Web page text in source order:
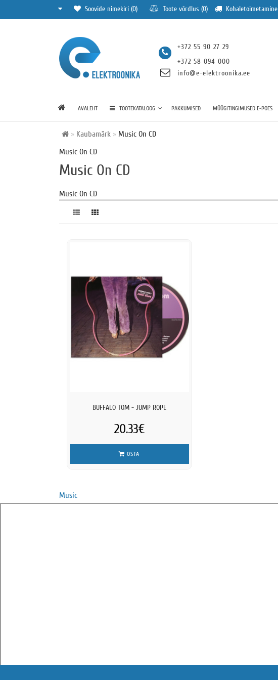
Soovide nimekiri (0) Toote võrdlus (0) Kohaletoimetamine
+372 55 90 27 29
+372 58 094 000
info@e-elektroonika.ee
AVALEHT TOOTEKATALOOG PAKKUMISED MÜÜGITINGIMUSED E-POES
Kaubamärk
Music On CD
Music On CD
Music On CD
Music On CD
BUFFALO TOM - JUMP ROPE
20.33€
OSTA
Music